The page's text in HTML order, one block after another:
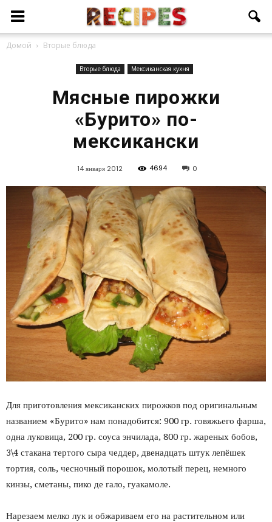
Домой Вторые блюда
Вторые блюда Мексиканская кухня
Мясные пирожки
«Бурито» по-
мексикански
14 января 2012 4694 0
Для приготовления мексиканских пирожков под оригинальным
названием «Бурито» нам понадобится: 900 гр. говяжьего фарша,
одна луковица, 200 гр. соуса энчилада, 800 гр. жареных бобов,
3\4 стакана тертого сыра чеддер, двенадцать штук лепёшек
тортия, соль, чесночный порошок, молотый перец, немного
кинзы, сметаны, пико де гало, гуакамоле.
Нарезаем мелко лук и обжариваем его на растительном или